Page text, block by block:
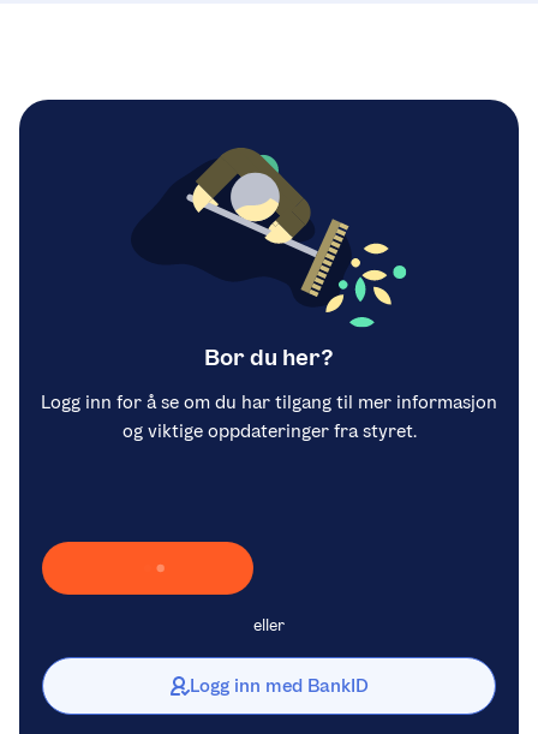
Bor du her?
Logg inn for å se om du har tilgang til mer informasjon
og viktige oppdateringer fra styret.
Laster inn Vipps …
eller
Logg inn med BankID